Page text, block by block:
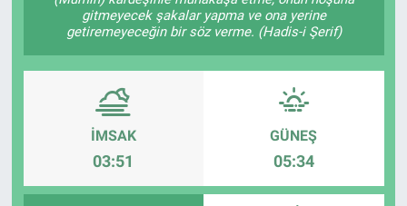
gitmeyecek şakalar yapma ve ona yerine
getiremeyeceğin bir söz verme. (Hadis-i Şerif)
İMSAK
03:51
GÜNEŞ
05:34
EĞİTİM
POLİTİKA
SAĞLIK